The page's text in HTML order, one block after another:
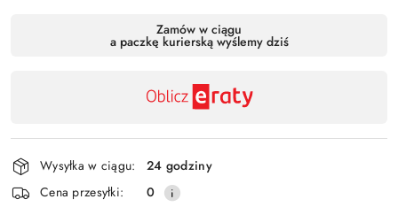
Zamów w ciągu
a paczkę kurierską wyślemy dziś
Wysyłka w ciągu:
24 godziny
Cena przesyłki:
0